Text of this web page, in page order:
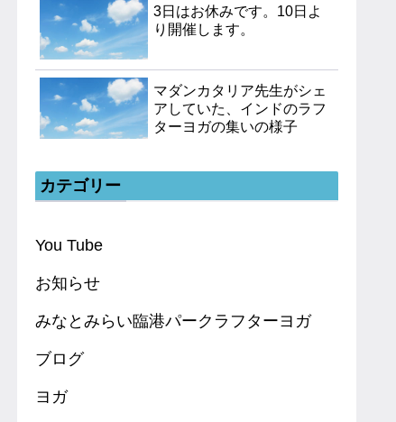
3日はお休みです。10日よ
り開催します。
マダンカタリア先生がシェ
アしていた、インドのラフ
ターヨガの集いの様子
カテゴリー
You Tube
お知らせ
みなとみらい臨港パークラフターヨガ
ブログ
ヨガ